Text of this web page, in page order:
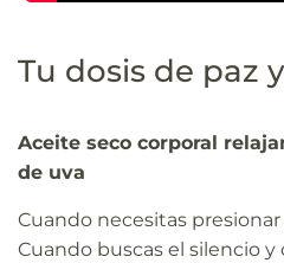
Tu dosis de paz
Aceite seco corporal
de uva
Cuando necesitas presionar
Cuando buscas el silencio